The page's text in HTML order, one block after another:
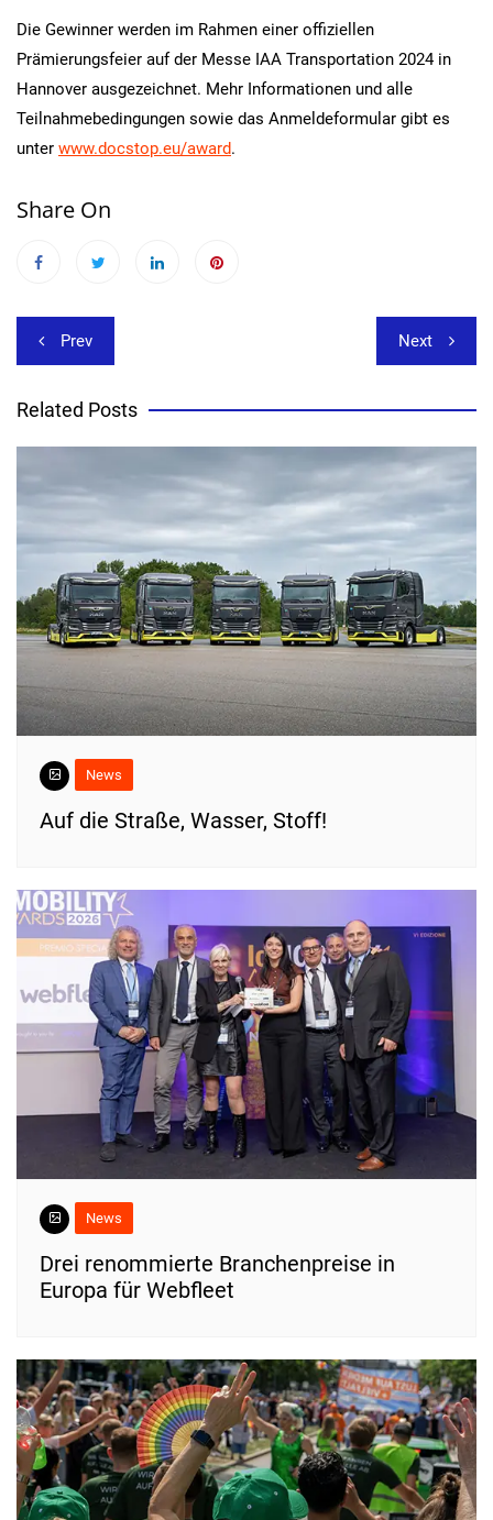
Die Gewinner werden im Rahmen einer offiziellen
Prämierungsfeier auf der Messe IAA Transportation 2024 in
Hannover ausgezeichnet. Mehr Informationen und alle
Teilnahmebedingungen sowie das Anmeldeformular gibt es
unter www.docstop.eu/award.
Share On
Beitragsnavigation
Prev Next
Related Posts
News
​Auf die Straße, Wasser, Stoff!
News
Drei renommierte Branchenpreise in
Europa für Webfleet